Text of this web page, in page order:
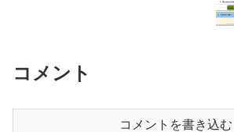
コメント
コメントを書き込む